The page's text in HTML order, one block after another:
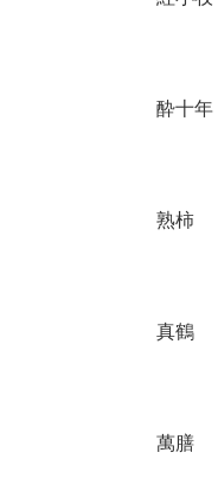
酔十年
熟柿
真鶴
萬膳